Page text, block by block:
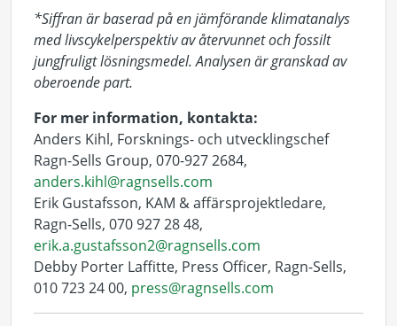
*Siffran är baserad på en jämförande klimatanalys
med livscykelperspektiv av återvunnet och fossilt
jungfruligt lösningsmedel. Analysen är granskad av
oberoende part.
For mer information, kontakta:
Anders Kihl, Forsknings- och utvecklingschef
Ragn-Sells Group, 070-927 2684,
anders.kihl@ragnsells.com
Erik Gustafsson, KAM & affärsprojektledare,
Ragn-Sells, 070 927 28 48,
erik.a.gustafsson2@ragnsells.com
Debby Porter Laffitte, Press Officer, Ragn-Sells,
010 723 24 00, press@ragnsells.com